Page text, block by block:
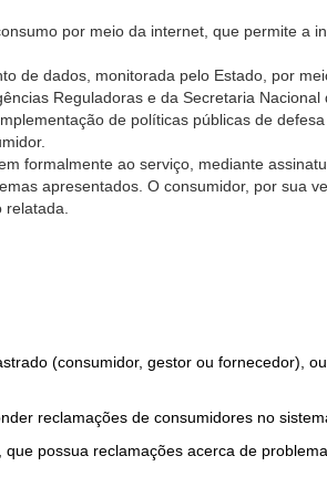
por meio da internet, que permite a
de dados, monitorada pelo Estado, por
Reguladoras e da Secretaria
de políticas públicas de
formalmente ao serviço, mediante
apresentados. O consumidor, por sua
(consumidor, gestor ou fornecedor),
reclamações de consumidores no
possua reclamações acerca de